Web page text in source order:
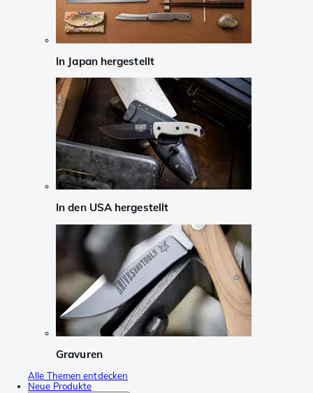
In Japan hergestellt
In den USA hergestellt
Gravuren
Alle Themen entdecken
Neue Produkte